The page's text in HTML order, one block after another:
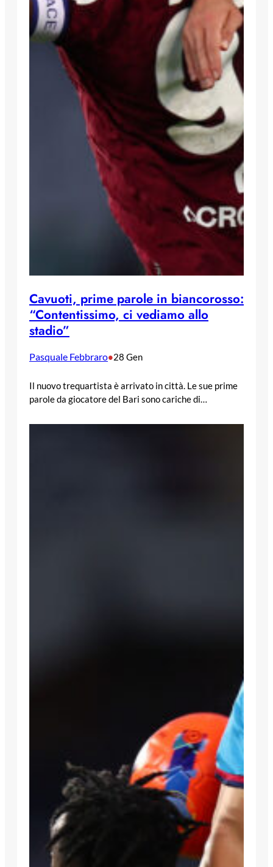
Cavuoti, prime parole in biancorosso:
“Contentissimo, ci vediamo allo
stadio”
Pasquale Febbraro•28 Gen
Il nuovo trequartista è arrivato in città. Le sue prime
parole da giocatore del Bari sono cariche di…